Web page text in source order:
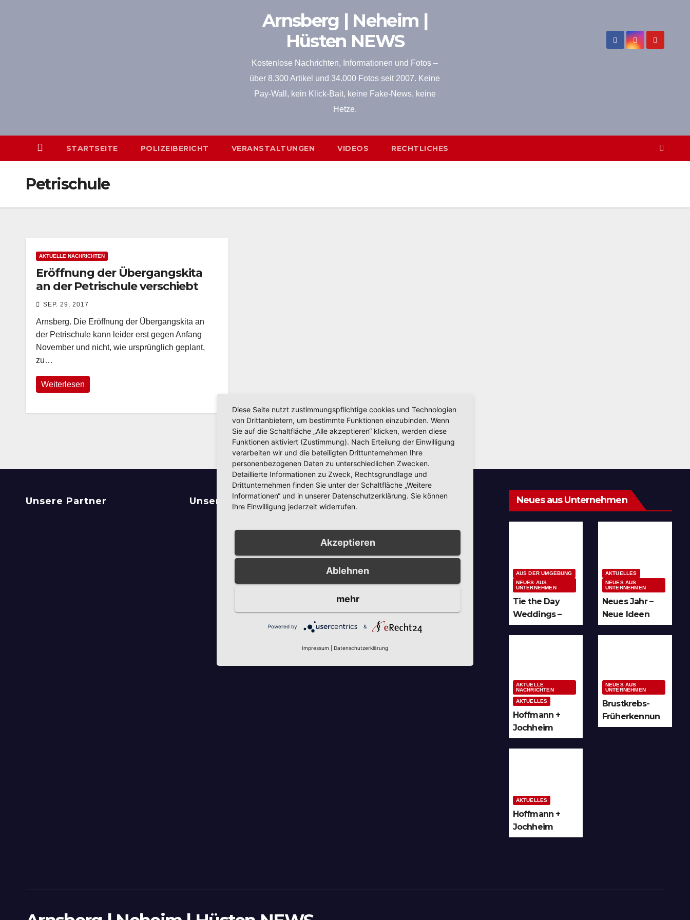
Arnsberg | Neheim |
Hüsten NEWS
Kostenlose Nachrichten, Informationen und Fotos –
über 8.300 Artikel und 34.000 Fotos seit 2007. Keine
Pay-Wall, kein Klick-Bait, keine Fake-News, keine
Hetze.
STARTSEITE POLIZEIBERICHT VERANSTALTUNGEN VIDEOS RECHTLICHES
Petrischule
AKTUELLE NACHRICHTEN
Eröffnung der Übergangskita
an der Petrischule verschiebt
sich – Fundament muss
SEP. 29, 2017
Arnsberg. Die Eröffnung der Übergangskita an
der Petrischule kann leider erst gegen Anfang
November und nicht, wie ursprünglich geplant,
zu…
Weiterlesen
Unsere Partner Unsere Partner Unsere Partner Neues aus Unternehmen
AUS DER UMGEBUNG
NEUES AUS
UNTERNEHMEN
Tie the Day
Weddings –
Hochzeitsplan
AKTUELLES
NEUES AUS
UNTERNEHMEN
Neues Jahr –
Neue Ideen
und unzählige
AKTUELLE
NACHRICHTEN
AKTUELLES
Hoffmann +
Jochheim
GmbH setzt
NEUES AUS
UNTERNEHMEN
Brustkrebs-
Früherkennun
g in Arnsberg
AKTUELLES
Hoffmann +
Jochheim
GmbH in
Diese Seite nutzt zustimmungspflichtige cookies und Technologien
von Drittanbietern, um bestimmte Funktionen einzubinden. Wenn
Sie auf die Schaltfläche „Alle akzeptieren“ klicken, werden diese
Funktionen aktiviert (Zustimmung). Nach Erteilung der Einwilligung
verarbeiten wir und die beteiligten Drittunternehmen Ihre
personenbezogenen Daten zu unterschiedlichen Zwecken.
Detaillierte Informationen zu Zweck, Rechtsgrundlage und
Drittunternehmen finden Sie unter der Schaltfläche „Weitere
Informationen“ und in unserer Datenschutzerklärung. Sie können
Ihre Einwilligung jederzeit widerrufen.
Akzeptieren
Ablehnen
mehr
Powered by &
Impressum Datenschutzerklärung